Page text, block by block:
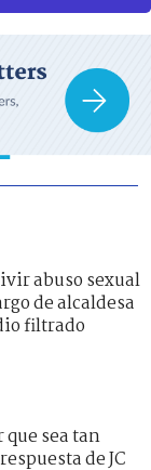
abuso sexual
de alcaldesa
filtrado
sea tan
de JC